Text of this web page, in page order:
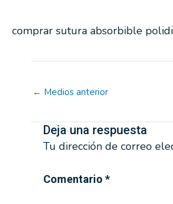
comprar sutura absorbible
← Medios anterior
Deja una respuesta
Tu dirección de correo
Comentario *